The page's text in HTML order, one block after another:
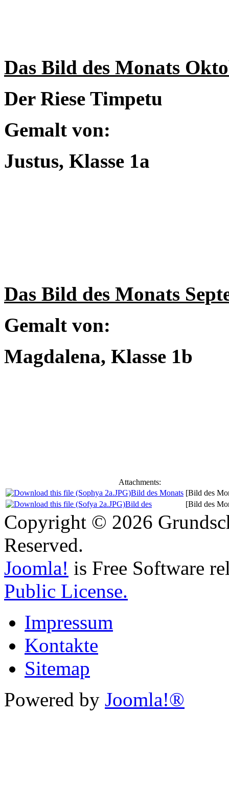
Das Bild des Monats
Der Riese Timpetu
Gemalt von:
Justus, Klasse 1a
Das Bild des Monats
Gemalt von:
Magdalena, Klasse 1b
Attachments:
Bild des Monats [Bild des
Bild des
[Bild des
Copyright © 2026
Reserved.
Joomla! is Free Software
Public License.
Impressum
Kontakte
Sitemap
Powered by Joomla!®